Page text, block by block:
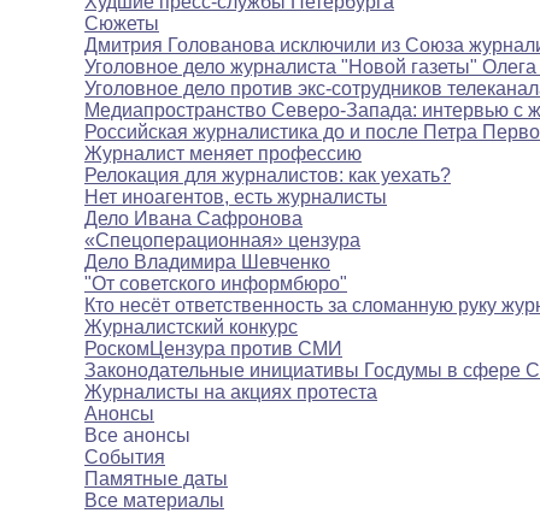
Сюжеты
Дмитрия Голованова исключили из Союза
Уголовное дело журналиста "Новой газеты"
Уголовное дело против экс-сотрудников
Медиапространство Северо-Запада: интервью с
Российская журналистика до и после Петра
Журналист меняет профессию
Релокация для журналистов: как уехать?
Нет иноагентов, есть журналисты
Дело Ивана Сафронова
«Спецоперационная» цензура
Дело Владимира Шевченко
"От советского информбюро"
Кто несёт ответственность за сломанную руку
Журналистский конкурс
РоскомЦензура против СМИ
Законодательные инициативы Госдумы в сфере
Журналисты на акциях протеста
Анонсы
Все анонсы
События
Памятные даты
Все материалы